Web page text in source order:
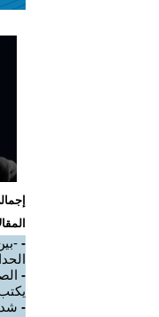
-
-
-
-